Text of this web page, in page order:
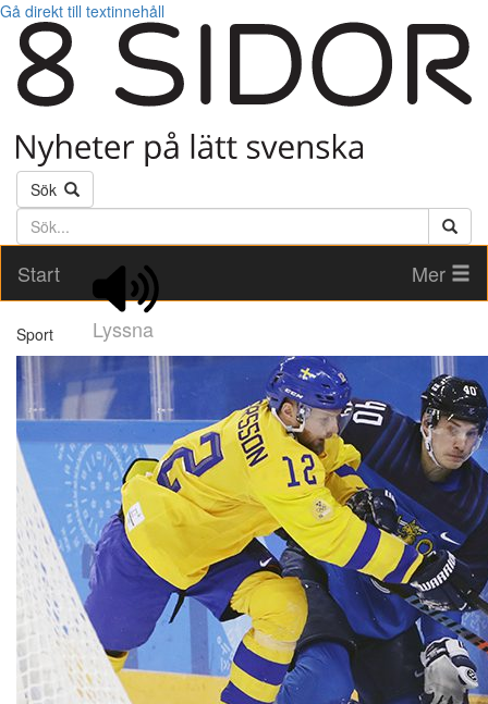
Gå direkt till textinnehåll
Sök
Söktext
Start
Lyssna
Mer
Sport